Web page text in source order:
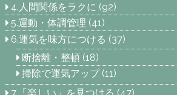
4.人間関係をラクに (92)
5.運動・体調管理 (41)
6.運気を味方につける (37)
断捨離・整頓(18)
掃除で運気アップ(11)